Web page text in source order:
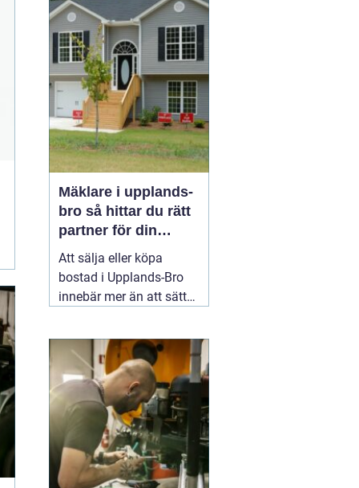
färgsystem och utföra
målningsmo...
Mäklare i upplands-
bro så hittar du rätt
partner för din
bostadsaffär
Att sälja eller köpa
bostad i Upplands-Bro
innebär mer än att sätta
annons. Marknaden rör
sig snabbt, varje område
har sina egna
förutsättningar och små
detaljer kan göra stor
skillnad för slutpriset. En
02 augusti 2026